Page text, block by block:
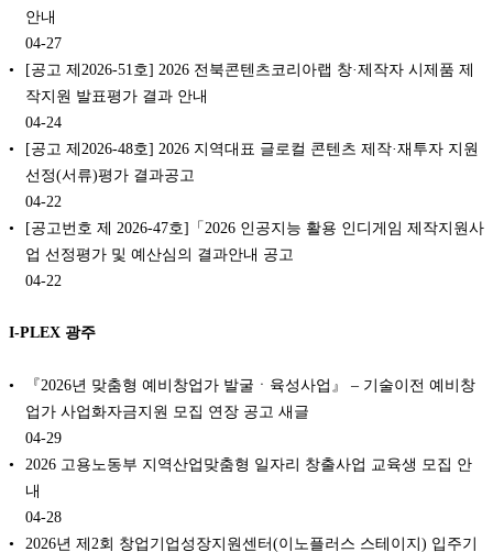
안내
04-27
[공고 제2026-51호] 2026 전북콘텐츠코리아랩 창·제작자 시제품 제
작지원 발표평가 결과 안내
04-24
[공고 제2026-48호] 2026 지역대표 글로컬 콘텐츠 제작·재투자 지원
선정(서류)평가 결과공고
04-22
[공고번호 제 2026-47호]「2026 인공지능 활용 인디게임 제작지원사
업 선정평가 및 예산심의 결과안내 공고
04-22
I-PLEX 광주
『2026년 맞춤형 예비창업가 발굴ㆍ육성사업』 – 기술이전 예비창
업가 사업화자금지원 모집 연장 공고 새글
04-29
2026 고용노동부 지역산업맞춤형 일자리 창출사업 교육생 모집 안
내
04-28
2026년 제2회 창업기업성장지원센터(이노플러스 스테이지) 입주기